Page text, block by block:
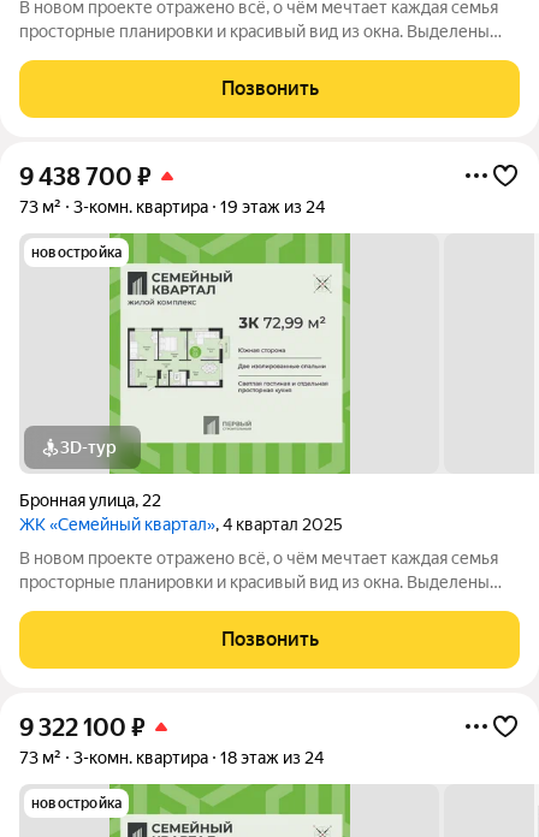
В новом проекте отражено всё, о чём мечтает каждая семья
просторные планировки и красивый вид из окна. Выделены
уютная придомовая территория, где каждому найдётся место,
а также приятная
Позвонить
9 438 700 ₽
73 м² 3-комн. квартира 19 этаж из 24
новостройка
3D-тур
Бронная улица, 22
ЖК «Семейный квартал», 4 квартал 2025
В новом проекте отражено всё, о чём мечтает каждая семья
просторные планировки и красивый вид из окна. Выделены
уютная придомовая территория, где каждому найдётся место,
а также приятная
Позвонить
9 322 100 ₽
73 м² 3-комн. квартира 18 этаж из 24
новостройка